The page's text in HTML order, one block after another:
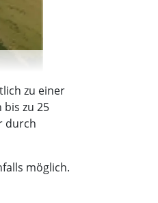
zu einer
zu 25
durch
möglich.